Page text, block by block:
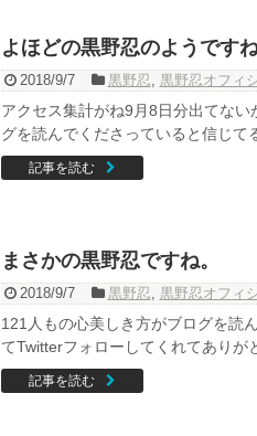
よほどの黒野忍のようですね
2018/9/7 黒野忍, 黒野忍オフィ
アクセス集計がね9月8日分出てな
グを読んでくださっていると信じて
記事を読む
まさかの黒野忍ですね。
2018/9/7 黒野忍, 黒野忍オフィ
121人もの心美しき方がブログを読
てTwitterフォローしてくれてありが
記事を読む